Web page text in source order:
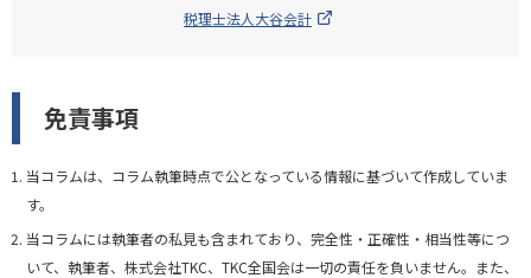
税理士法人大谷会計
免責事項
当コラムは、コラム執筆時点で公となっている情報に基づいて作成していま
す。
当コラムには執筆者の私見も含まれており、完全性・正確性・相当性等につ
いて、執筆者、株式会社TKC、TKC全国会は一切の責任を負いません。また、